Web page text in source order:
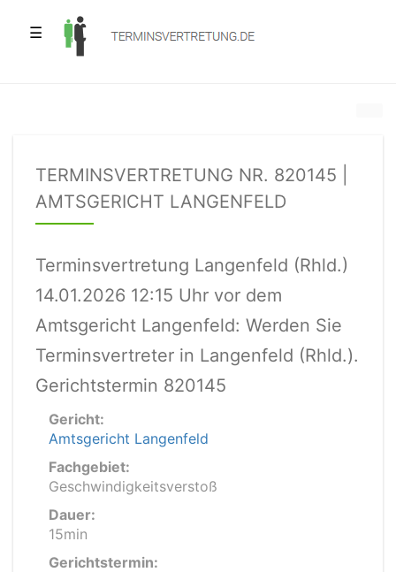
☰
TERMINSVERTRETUNG NR. 820145 |
AMTSGERICHT LANGENFELD
Terminsvertretung Langenfeld (Rhld.)
14.01.2026 12:15 Uhr vor dem
Amtsgericht Langenfeld: Werden Sie
Terminsvertreter in Langenfeld (Rhld.).
Gerichtstermin 820145
Gericht:
Amtsgericht Langenfeld
Fachgebiet:
Geschwindigkeitsverstoß
Dauer:
15min
Gerichtstermin: